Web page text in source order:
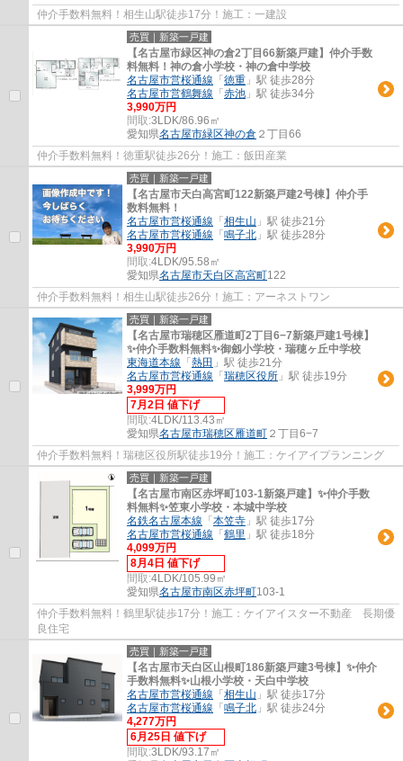
仲介手数料無料！相生山駅徒歩17分！施工：一建設
売買｜新築一戸建
【名古屋市緑区神の倉2丁目66新築戸建】仲介手数
料無料！神の倉小学校・神の倉中学校
名古屋市営桜通線 「 徳重 」駅 徒歩28分
名古屋市営鶴舞線 「 赤池 」駅 徒歩34分
3,990万円
間取:3LDK/86.96㎡
愛知県名古屋市緑区神の倉 ２丁目66
仲介手数料無料！徳重駅徒歩26分！施工：飯田産業
売買｜新築一戸建
【名古屋市天白高宮町122新築戸建2号棟】仲介手
数料無料！
名古屋市営桜通線 「 相生山 」駅 徒歩21分
名古屋市営桜通線 「 鳴子北 」駅 徒歩28分
3,990万円
間取:4LDK/95.58㎡
愛知県名古屋市天白区高宮町122
仲介手数料無料！相生山駅徒歩26分！施工：アーネストワン
売買｜新築一戸建
【名古屋市瑞穂区雁道町2丁目6−7新築戸建1号棟】
✨️仲介手数料無料✨️御劔小学校・瑞穂ヶ丘中学校
東海道本線 「 熱田 」駅 徒歩21分
名古屋市営桜通線 「 瑞穂区役所 」駅 徒歩19分
3,999万円
7月2日 値下げ
間取:4LDK/113.43㎡
愛知県名古屋市瑞穂区雁道町 ２丁目6−7
仲介手数料無料！瑞穂区役所駅徒歩19分！施工：ケイアイプランニング
売買｜新築一戸建
【名古屋市南区赤坪町103-1新築戸建】✨️仲介手数
料無料✨️笠東小学校・本城中学校
名鉄名古屋本線 「 本笠寺 」駅 徒歩17分
名古屋市営桜通線 「 鶴里 」駅 徒歩18分
4,099万円
8月4日 値下げ
間取:4LDK/105.99㎡
愛知県名古屋市南区赤坪町103-1
仲介手数料無料！鶴里駅徒歩17分！施工：ケイアイスター不動産 長期優
良住宅
売買｜新築一戸建
【名古屋市天白区山根町186新築戸建3号棟】✨️仲介
手数料無料✨️山根小学校・天白中学校
名古屋市営桜通線 「 相生山 」駅 徒歩17分
名古屋市営桜通線 「 鳴子北 」駅 徒歩24分
4,277万円
6月25日 値下げ
間取:3LDK/93.17㎡